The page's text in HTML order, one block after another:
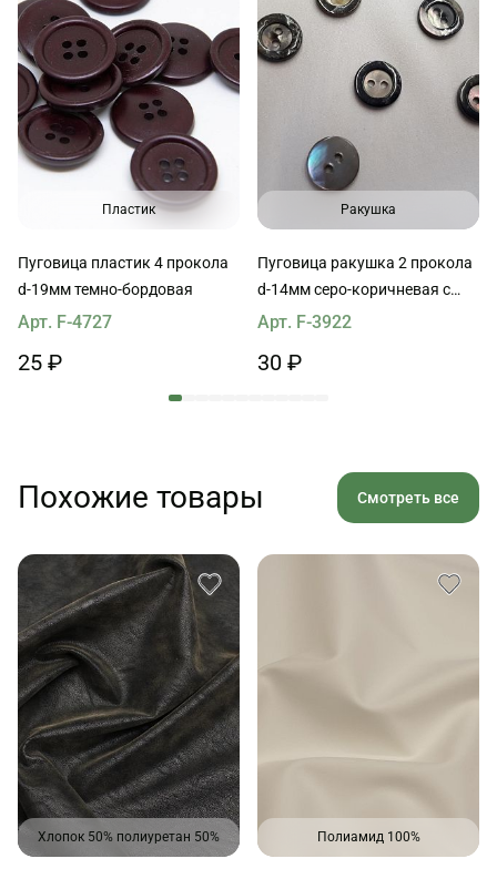
Пластик
Пуговица пластик 4 прокола
d-19мм темно-бордовая
Арт. F-4727
25 ₽
Ракушка
Пуговица ракушка 2 прокола
d-14мм серо-коричневая с
ободком
Арт. F-3922
30 ₽
Похожие товары Смотреть все
Хлопок 50% полиуретан 50% Полиамид 100%